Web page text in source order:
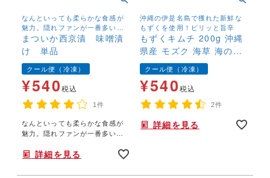
なんといっても柔らかな食感が
魅力。隠れファンが一番多いの
も納得の美味しさ。
まついか西京漬 味噌漬
け 単品
クール便（冷凍）
¥540税込
1件
なんといっても柔らかな食感が
魅力。隠れファンが一番多いの
詳細を見る
沖縄の伊是名島で獲れた新鮮な
もずくを使用！ピリッと旨辛
もずくキムチ 200g 沖縄
県産 モズク 海草 海の幸
旨辛
クール便（冷凍）
¥540税込
2件
詳細を見る